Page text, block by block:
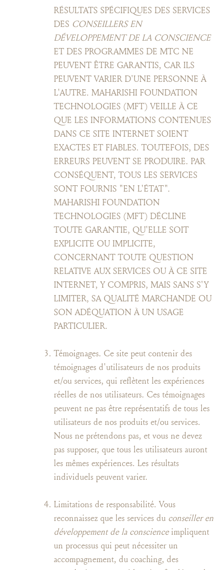
RÉSULTATS SPÉCIFIQUES DES SERVICES
DES CONSEILLERS EN
DÉVELOPPEMENT DE LA CONSCIENCE
ET DES PROGRAMMES DE MTC NE
PEUVENT ÊTRE GARANTIS, CAR ILS
PEUVENT VARIER D'UNE PERSONNE À
L'AUTRE. MAHARISHI FOUNDATION
TECHNOLOGIES (MFT) VEILLE À CE
QUE LES INFORMATIONS CONTENUES
DANS CE SITE INTERNET SOIENT
EXACTES ET FIABLES. TOUTEFOIS, DES
ERREURS PEUVENT SE PRODUIRE. PAR
CONSÉQUENT, TOUS LES SERVICES
SONT FOURNIS "EN L'ÉTAT".
MAHARISHI FOUNDATION
TECHNOLOGIES (MFT) DÉCLINE
TOUTE GARANTIE, QU'ELLE SOIT
EXPLICITE OU IMPLICITE,
CONCERNANT TOUTE QUESTION
RELATIVE AUX SERVICES OU À CE SITE
INTERNET, Y COMPRIS, MAIS SANS S'Y
LIMITER, SA QUALITÉ MARCHANDE OU
SON ADÉQUATION À UN USAGE
PARTICULIER.
Témoignages. Ce site peut contenir des
témoignages d'utilisateurs de nos produits
et/ou services, qui reflètent les expériences
réelles de nos utilisateurs. Ces témoignages
peuvent ne pas être représentatifs de tous les
utilisateurs de nos produits et/ou services.
Nous ne prétendons pas, et vous ne devez
pas supposer, que tous les utilisateurs auront
les mêmes expériences. Les résultats
individuels peuvent varier.
Limitations de responsabilité. Vous
reconnaissez que les services du conseiller en
développement de la conscienceimpliquent
un processus qui peut nécessiter un
accompagnement, du coaching, des